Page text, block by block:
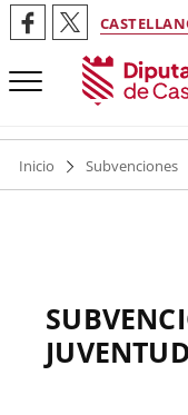
Inicio Subvenciones
JUVENTUD